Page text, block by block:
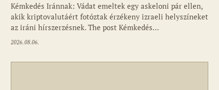
Kémkedés Iránnak: Vádat emeltek egy askeloni pár ellen,
akik kriptovalutáért fotóztak érzékeny izraeli helyszíneket
az iráni hírszerzésnek. The post Kémkedés…
2026.08.06.